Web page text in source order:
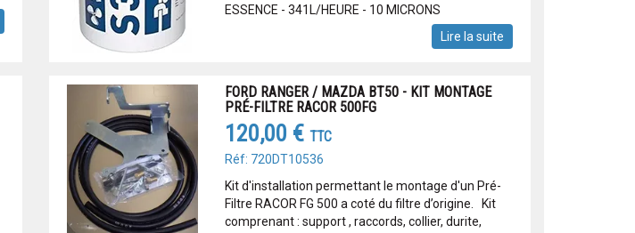
ESSENCE - 341L/HEURE - 10 MICRONS
Lire la suite
FORD RANGER / MAZDA BT50 - KIT MONTAGE
PRÉ-FILTRE RACOR 500FG
120,00 € TTC
Réf: 720DT10536
Kit d'installation permettant le montage d'un Pré-
Filtre RACOR FG 500 a coté du filtre d’origine. Kit
comprenant : support , raccords, collier, durite,